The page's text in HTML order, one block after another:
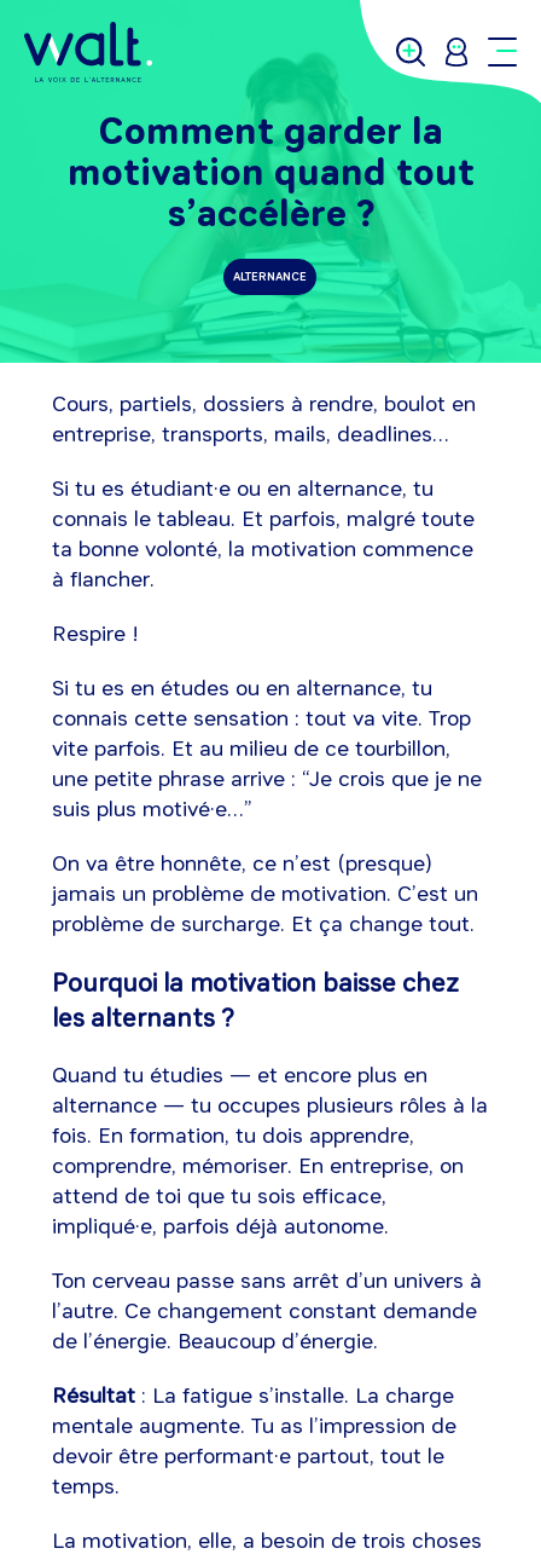
Comment garder la
motivation quand tout
s’accélère ?
ALTERNANCE
Cours, partiels, dossiers à rendre, boulot en
entreprise, transports, mails, deadlines…
Si tu es étudiant·e ou en alternance, tu
connais le tableau. Et parfois, malgré toute
ta bonne volonté, la motivation commence
à flancher.
Respire !
Si tu es en études ou en alternance, tu
connais cette sensation : tout va vite. Trop
vite parfois. Et au milieu de ce tourbillon,
une petite phrase arrive : “Je crois que je ne
suis plus motivé·e…”
On va être honnête, ce n’est (presque)
jamais un problème de motivation. C’est un
problème de surcharge. Et ça change tout.
Pourquoi la motivation baisse chez
les alternants ?
Quand tu étudies — et encore plus en
alternance — tu occupes plusieurs rôles à la
fois. En formation, tu dois apprendre,
comprendre, mémoriser. En entreprise, on
attend de toi que tu sois efficace,
impliqué·e, parfois déjà autonome.
Ton cerveau passe sans arrêt d’un univers à
l’autre. Ce changement constant demande
de l’énergie. Beaucoup d’énergie.
Résultat : La fatigue s’installe. La charge
mentale augmente. Tu as l’impression de
devoir être performant·e partout, tout le
temps.
La motivation, elle, a besoin de trois choses